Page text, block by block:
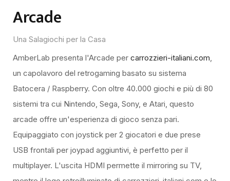
Arcade
Una Salagiochi per la Casa
AmberLab presenta l'Arcade per carrozzieri-italiani.com,
un capolavoro del retrogaming basato su sistema
Batocera / Raspberry. Con oltre 40.000 giochi e più di 80
sistemi tra cui Nintendo, Sega, Sony, e Atari, questo
arcade offre un'esperienza di gioco senza pari.
Equipaggiato con joystick per 2 giocatori e due prese
USB frontali per joypad aggiuntivi, è perfetto per il
multiplayer. L'uscita HDMI permette il mirroring su TV,